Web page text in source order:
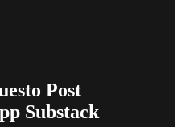
Post
Substack